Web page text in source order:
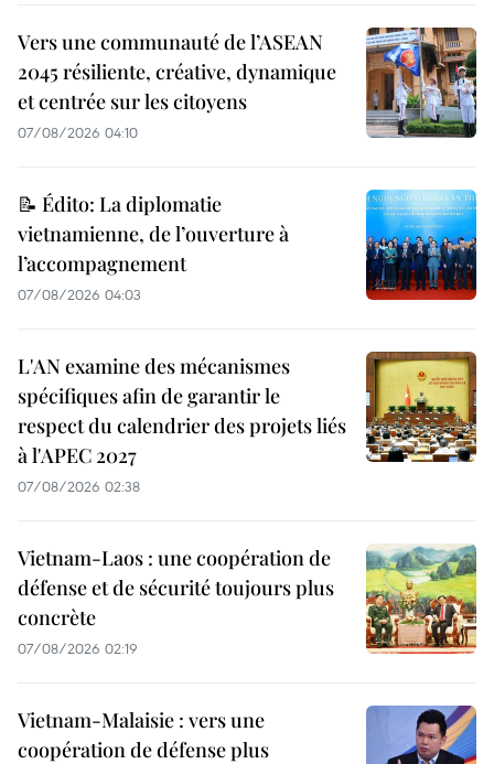
Vers une communauté de l’ASEAN
2045 résiliente, créative, dynamique
et centrée sur les citoyens
07/08/2026 04:10
📝 Édito: La diplomatie
vietnamienne, de l’ouverture à
l’accompagnement
07/08/2026 04:03
L'AN examine des mécanismes
spécifiques afin de garantir le
respect du calendrier des projets liés
à l'APEC 2027
07/08/2026 02:38
Vietnam-Laos : une coopération de
défense et de sécurité toujours plus
concrète
07/08/2026 02:19
Vietnam-Malaisie : vers une
coopération de défense plus